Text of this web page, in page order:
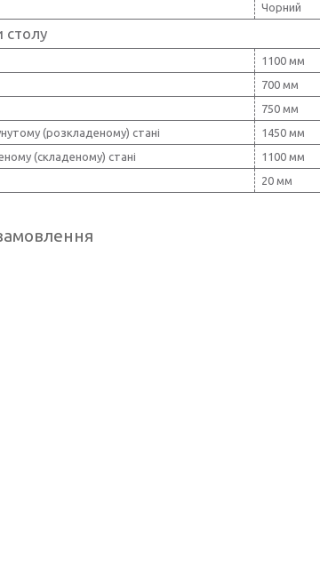
Чорний
столу
1100 мм
700 мм
750 мм
(розкладеному) стані
1450 мм
(складеному) стані
1100 мм
20 мм